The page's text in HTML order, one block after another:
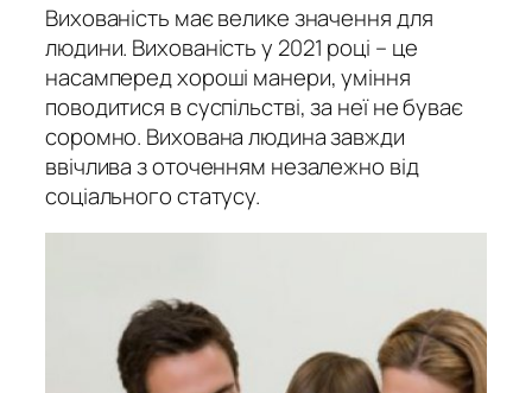
Вихованість має велике значення для
людини. Вихованість у 2021 році – це
насамперед хороші манери, уміння
поводитися в суспільстві, за неї не буває
соромно. Вихована людина завжди
ввічлива з оточенням незалежно від
соціального статусу.